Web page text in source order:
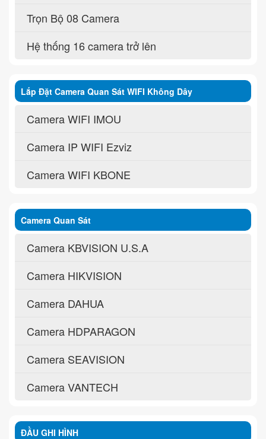
Trọn Bộ 08 Camera
Hệ thống 16 camera trở lên
Lắp Đặt Camera Quan Sát WIFI Không Dây
Camera WIFI IMOU
Camera IP WIFI Ezviz
Camera WIFI KBONE
Camera Quan Sát
Camera KBVISION U.S.A
Camera HIKVISION
Camera DAHUA
Camera HDPARAGON
Camera SEAVISION
Camera VANTECH
ĐẦU GHI HÌNH